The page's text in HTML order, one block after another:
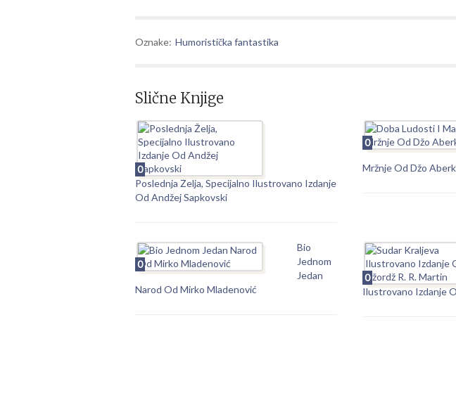
Oznake: Humoristička fantastika
Slične Knjige
0
Poslednja Želja, Specijalno Ilustrovano Izdanje
Od Andžej Sapkovski
0
Mržnje Od Džo
0
Bio
Jednom
Jedan
Narod Od Mirko Mladenović
0
Ilustrovano Izdanje